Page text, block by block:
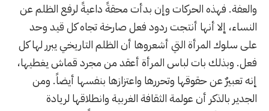
والعفة. فهذه الحركات وإن بدأت محقةً داعيةً لرفع الظلم عن
النساء، إلا أنها أنتجت ردود فعل صارخة تجاه كل قيد وحد
على سلوك المرأة التي أشعروها أن الظلم التاريخي يبرر لها كل
فعل. وبذلك بات لباس المرأة أعقد من مجرد قماش يغطيها،
إنه تعبيرٌ عن حقوقها وتحررها واعتزازها بنفسها أيضاً. ومن
الجدير بالذكر أن عولمة الثقافة الغربية وانطلاقها لريادة